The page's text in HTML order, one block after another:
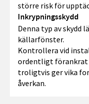
större risk för
Inkrypningsskydd
Denna typ av skydd
källarfönster.
Kontrollera vid
ordentligt förankrat
troligtvis ger vika
åverkan.